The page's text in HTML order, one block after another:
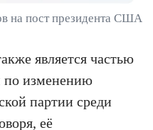
на пост президента США
является частью
по изменению
партии среди
её